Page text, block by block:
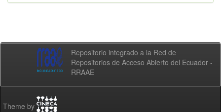
Repositorio integrado a la Red de
Repositorios de Acceso Abierto del Ecuador -
RRAAE
Theme by